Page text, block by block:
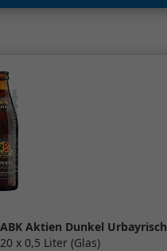
ABK Aktien Dunkel Urbayrisch
20 x 0,5 Liter (Glas)